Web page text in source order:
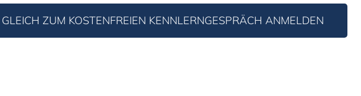
GLEICH ZUM KOSTENFREIEN KENNLERNGESPRÄCH ANMELDEN